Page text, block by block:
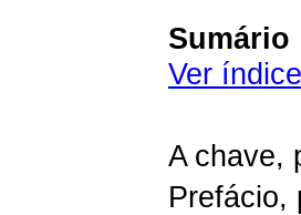
Sumário
Ver
A chave,
Prefácio,